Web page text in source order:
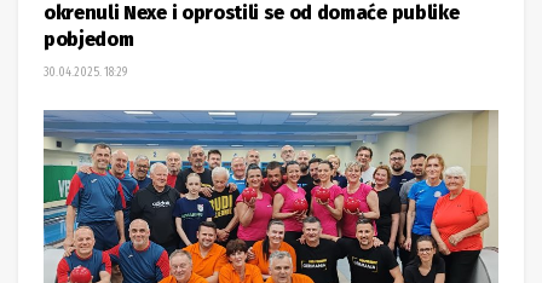
okrenuli Nexe i oprostili se od domaće publike
pobjedom
30.04.2025. 18:29